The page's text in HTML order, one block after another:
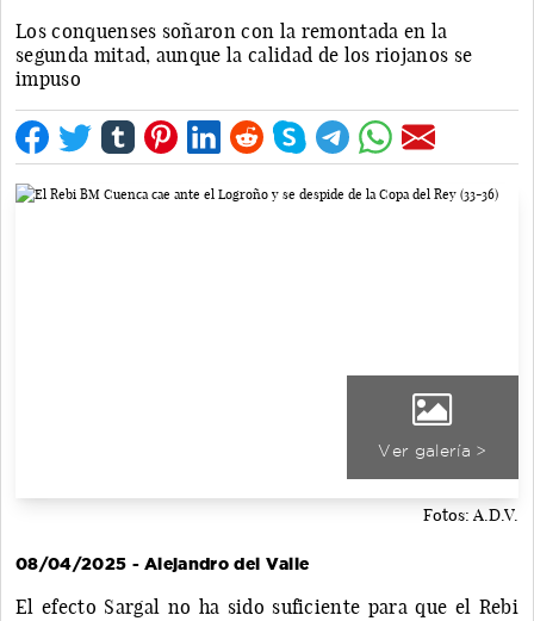
Los conquenses soñaron con la remontada en la
segunda mitad, aunque la calidad de los riojanos se
impuso
Ver galería >
Fotos: A.D.V.
08/04/2025 - Alejandro del Valle
El efecto Sargal no ha sido suficiente para que el Rebi